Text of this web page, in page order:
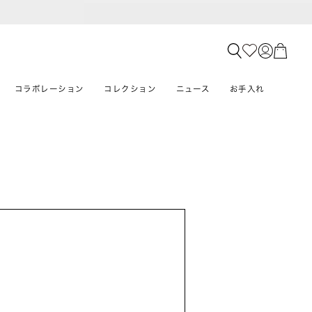
コラボレーション コレクション ニュース お手入れ